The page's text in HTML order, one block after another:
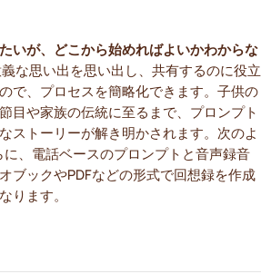
いが、どこから始めればよいかわからな
な思い出を思い出し、共有するのに役立
で、プロセスを簡略化できます。子供の
目や家族の伝統に至るまで、プロンプト
ストーリーが解き明かされます。次のよ
に、電話ベースのプロンプトと音声録音
ブックやPDFなどの形式で回想録を作成
ります。